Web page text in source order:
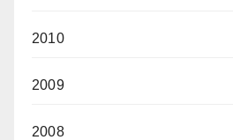
2010
2009
2008